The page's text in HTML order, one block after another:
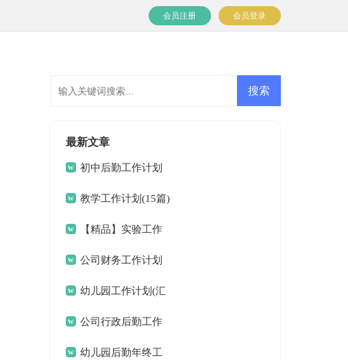
会员登录
会员注册
最新文章
初中后勤工作计划
教学工作计划(15篇)
【精品】实验工作
计划三篇
公司财务工作计划
15篇幼儿园工作计划(汇
编15篇)
公司行政后勤工作
计划幼儿园后勤年终工